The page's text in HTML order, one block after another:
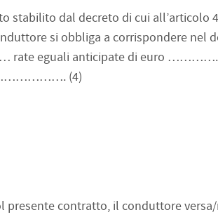
stabilito dal decreto di cui all’articolo
si obbliga a corrispondere nel
anticipate di euro …………..
(4)
presente contratto, il conduttore